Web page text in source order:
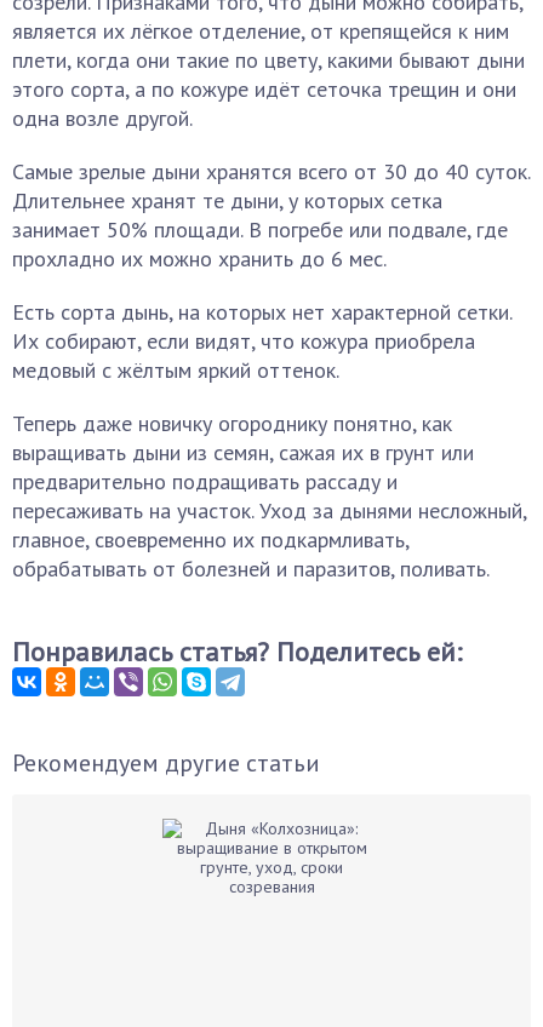
является их лёгкое отделение, от крепящейся к ним
плети, когда они такие по цвету, какими бывают дыни
этого сорта, а по кожуре идёт сеточка трещин и они
одна возле другой.
Самые зрелые дыни хранятся всего от 30 до 40 суток.
Длительнее хранят те дыни, у которых сетка
занимает 50% площади. В погребе или подвале, где
прохладно их можно хранить до 6 мес.
Есть сорта дынь, на которых нет характерной сетки.
Их собирают, если видят, что кожура приобрела
медовый с жёлтым яркий оттенок.
Теперь даже новичку огороднику понятно, как
выращивать дыни из семян, сажая их в грунт или
предварительно подращивать рассаду и
пересаживать на участок. Уход за дынями несложный,
главное, своевременно их подкармливать,
обрабатывать от болезней и паразитов, поливать.
Понравилась статья? Поделитесь ей:
Рекомендуем другие статьи